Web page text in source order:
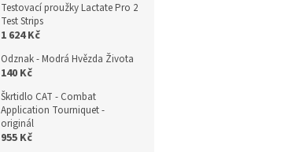
Testovací proužky Lactate Pro 2
Test Strips
1 624 Kč
Odznak - Modrá Hvězda Života
140 Kč
Škrtidlo CAT - Combat
Application Tourniquet -
originál
955 Kč